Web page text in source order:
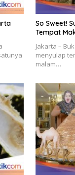
So Sweet!
Tempat
Jakarta –
menyulap
malam…